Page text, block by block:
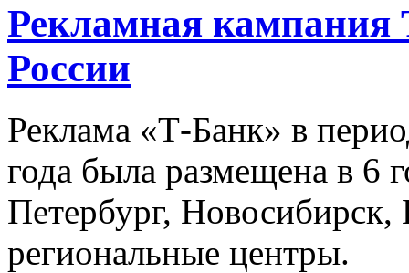
Рекламная кампания
России
Реклама «Т-Банк» в
года была размещена в 6
Петербург,
региональные центры.